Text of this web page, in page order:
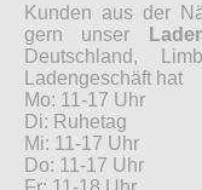
Kunden aus der
gern unser
Deutschland,
Ladengeschäft hat
Mo: 11-17 Uhr
Di: Ruhetag
Mi: 11-17 Uhr
Do: 11-17 Uhr